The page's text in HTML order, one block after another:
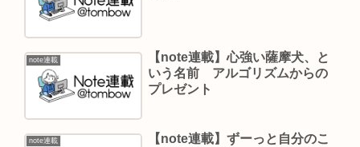
note連載
【note連載】心強い薩摩犬、と
いう名前 アルゴリズムからの
プレゼント
note連載
【note連載】ずーっと自分のこ